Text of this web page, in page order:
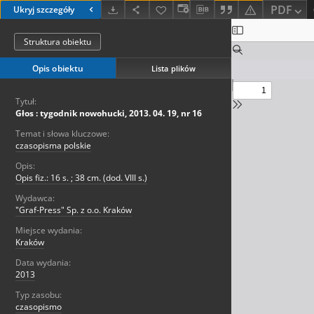
Ukryj szczegóły PDF
Struktura obiektu
Opis obiektu Lista plików
Tytuł:
Głos : tygodnik nowohucki, 2013. 04. 19, nr 16
Temat i słowa kluczowe:
czasopisma polskie
Opis:
Opis fiz.: 16 s. ; 38 cm. (dod. VIII s.)
Wydawca:
"Graf-Press" Sp. z o.o. Kraków
Miejsce wydania:
Kraków
Data wydania:
2013
Typ zasobu:
czasopismo